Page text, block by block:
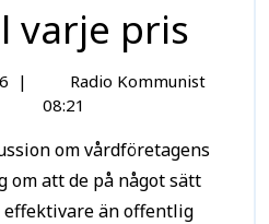
varje pris
|
Radio Kommunist
08:21
om att de på något sätt
än offentlig